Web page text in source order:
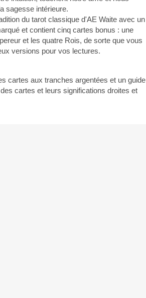
sagesse intérieure.
du tarot classique d'AE Waite avec un
et contient cinq cartes bonus : une
et les quatre Rois, de sorte que vous
versions pour vos lectures.
cartes aux tranches argentées et un guide
cartes et leurs significations droites et